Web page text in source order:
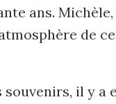
ans.
de
souvenirs, il y a